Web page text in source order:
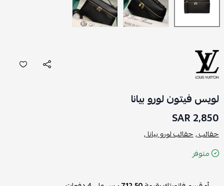
لويس فيتون لورو بيانا
2,850 SAR
حقائب ,حقائب لورو بيانا ,
متوفر